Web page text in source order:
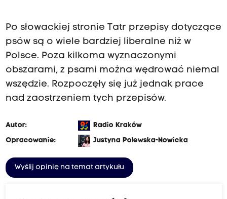
Po słowackiej stronie Tatr przepisy dotyczące
psów są o wiele bardziej liberalne niż w
Polsce. Poza kilkoma wyznaczonymi
obszarami, z psami można wędrować niemal
wszędzie. Rozpoczęły się już jednak prace
nad zaostrzeniem tych przepisów.
Autor:
Radio Kraków
Opracowanie:
Justyna Polewska-Nowicka
Wyślij opinię na temat artykułu